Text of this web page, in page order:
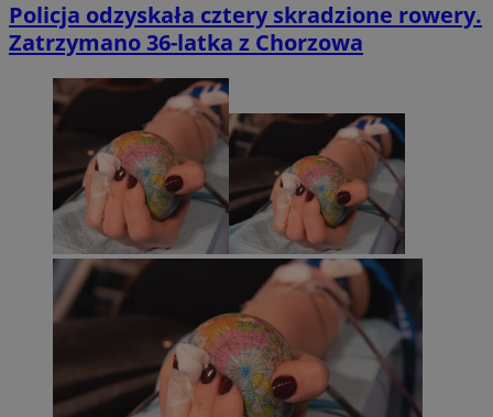
Policja odzyskała cztery skradzione rowery.
Zatrzymano 36-latka z Chorzowa